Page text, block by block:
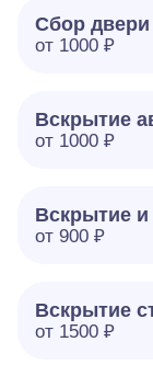
Сбор двери
от 1000 ₽
Вскрытие
от 1000 ₽
Вскрытие и
от 900 ₽
Вскрытие
от 1500 ₽